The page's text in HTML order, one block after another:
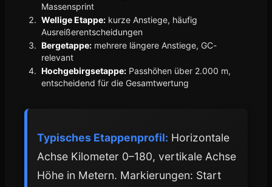
Massensprint
Wellige Etappe: kurze Anstiege, häufig
Ausreißerentscheidungen
Bergetappe: mehrere längere Anstiege, GC-
relevant
Hochgebirgsetappe: Passhöhen über 2.000 m,
entscheidend für die Gesamtwertung
Typisches Etappenprofil: Horizontale
Achse Kilometer 0–180, vertikale Achse
Höhe in Metern. Markierungen: Start